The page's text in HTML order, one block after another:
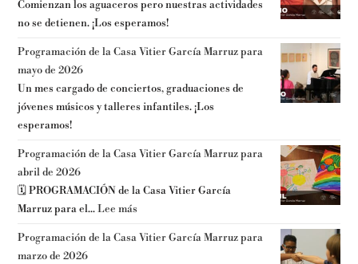
Comienzan los aguaceros pero nuestras actividades
no se detienen. ¡Los esperamos!
Programación de la Casa Vitier García Marruz para
mayo de 2026
Un mes cargado de conciertos, graduaciones de
jóvenes músicos y talleres infantiles. ¡Los
esperamos!
Programación de la Casa Vitier García Marruz para
abril de 2026
🗓️ PROGRAMACIÓN de la Casa Vitier García
Marruz para el...Lee más
Programación de la Casa Vitier García Marruz para
marzo de 2026